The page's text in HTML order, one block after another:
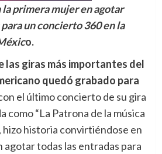
primera mujer en agotar
un concierto 360 en la
o.
las giras más importantes del
quedó grabado para
el último concierto de su gira
como “La Patrona de la música
, hizo historia convirtiéndose en
agotar todas las entradas para